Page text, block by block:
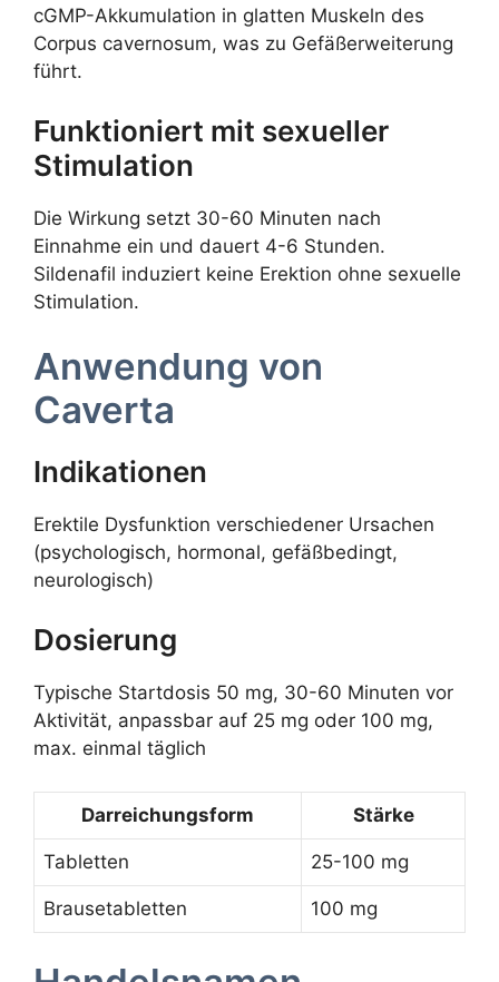
cGMP-Akkumulation in glatten Muskeln des
Corpus cavernosum, was zu Gefäßerweiterung
führt.
Funktioniert mit sexueller
Stimulation
Die Wirkung setzt 30-60 Minuten nach
Einnahme ein und dauert 4-6 Stunden.
Sildenafil induziert keine Erektion ohne sexuelle
Stimulation.
Anwendung von
Caverta
Indikationen
Erektile Dysfunktion verschiedener Ursachen
(psychologisch, hormonal, gefäßbedingt,
neurologisch)
Dosierung
Typische Startdosis 50 mg, 30-60 Minuten vor
Aktivität, anpassbar auf 25 mg oder 100 mg,
max. einmal täglich
Darreichungsform Stärke
Tabletten 25-100 mg
Brausetabletten 100 mg